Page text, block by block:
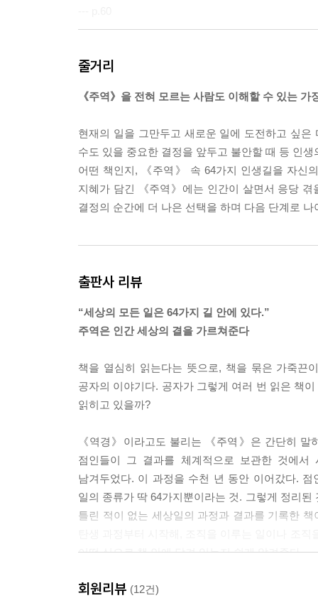
이러한 고통과 불안을 감당하기 때문이라고 할 수
기 때문이다. 소인은 똑같이 땅 위의 현실에 처해
이다. 그러므로 불안을 느낀다는 사실 자체가 사
--- p.104
소과의 괘사는 “날아오른 새가 내려와야 대길할
--- p.216
역경은 그 특성으로 인해 과거, 현재, 미래에 모두
수 있다.
--- p.233
줄거리
《주역》을 전혀 모르는 사람도 이해할 수 있는 가
현재의 일을 그만두고 새로운 일에 도전하고 싶
수도 있을 중요한 결정을 앞두고 불안할 때 등 인
어떤 책인지, 《주역》 속 64가지 인생길을 자신
지혜가 담긴 《주역》에는 인간이 살면서 응당
결정의 순간에 더 나은 선택을 하며 다음 단계로 나
출판사 리뷰
“세상의 모든 일은 64가지 길 안에 있다.”
주역은 인간 세상의 결을 가르쳐준다
책을 열심히 읽는다는 뜻으로, 책을 묶은 가죽
공자의 이야기다. 공자가 그렇게 여러 번 읽은 책
읽히고 있을까?
《역경》이라고도 불리는 《주역》은 간단히
점인들이 그 결과를 체계적으로 보관한 것에
남겨두었다. 이 과정을 수천 년 동안 이어갔다.
일의 종류가 딱 64가지뿐이라는 것. 그렇게 정리
틀린 적이 없는 세상일의 과정과 결과를 기록한
어떤 식으로 책 안에 담겨 있는지 쉽게 알려준다.
공자는 이미 정해진 인생길들을 왜 그렇게 열심
회원리뷰 (12건)